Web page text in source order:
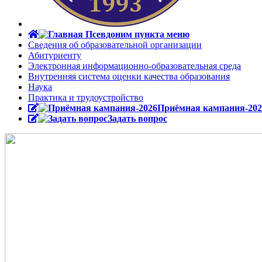
Сведения об образовательной организации
Абитуриенту
Электронная информационно-образовательная среда
Внутренняя система оценки качества образования
Наука
Практика и трудоустройство
Приёмная кампания-
Задать вопрос